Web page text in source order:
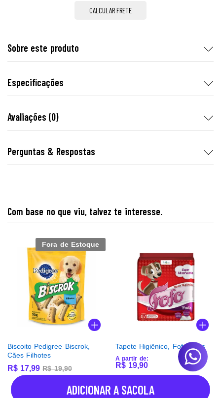
ADICIONAR A SACOLA
CALCULAR FRETE
Sobre este produto
Especificações
Avaliações (0)
Perguntas & Respostas
Com base no que viu, talvez te interesse.
Fora de Estoque
Biscoito Pedigree Biscrok,
Cães Filhotes
R$ 17,99 R$19,90
Tapete Higiênico, Fofo Pads
A partir de:
R$ 19,90